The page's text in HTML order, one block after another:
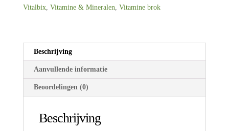
Vitalbix, Vitamine & Mineralen Vitamine brok
Beschrijving
Aanvullende informatie
Beoordelingen (0)
Beschrijving